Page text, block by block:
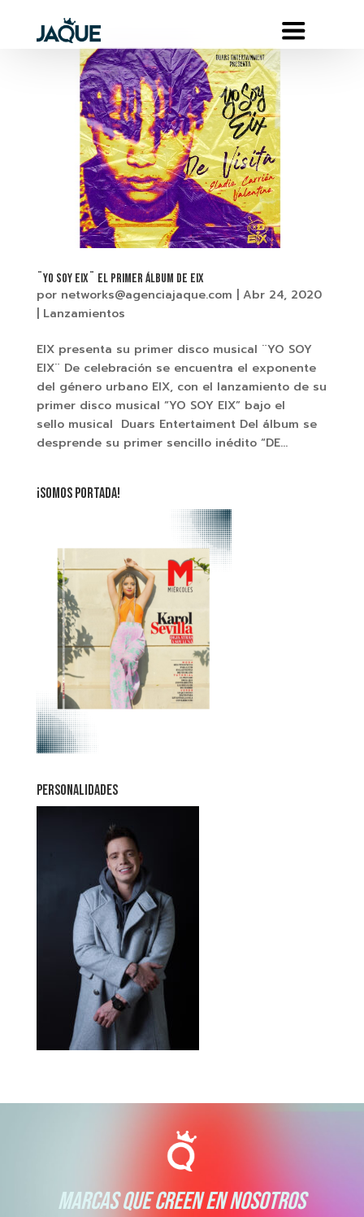
¨YO SOY EIX¨ El primer Álbum de EIX
por networks@agenciajaque.com | Abr 24, 2020
| Lanzamientos
EIX presenta su primer disco musical ¨YO SOY
EIX¨ De celebración se encuentra el exponente
del género urbano EIX, con el lanzamiento de su
primer disco musical “YO SOY EIX” bajo el
sello musical Duars Entertaiment Del álbum se
desprende su primer sencillo inédito “DE...
¡SOMOS PORTADA!
PERSONALIDADES
MARCAS QUE CREEN EN NOSOTROS